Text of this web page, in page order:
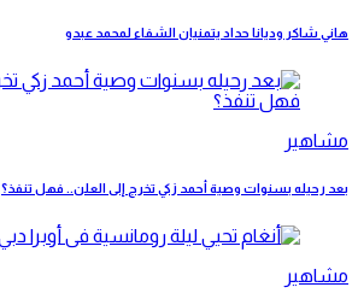
هاني شاكر وديانا حداد يتمنيان الشفاء لمحمد عبدو
مشاهير
بعد رحيله بسنوات وصية أحمد زكي تخرج إلى العلن.. فهل تنفذ؟
مشاهير